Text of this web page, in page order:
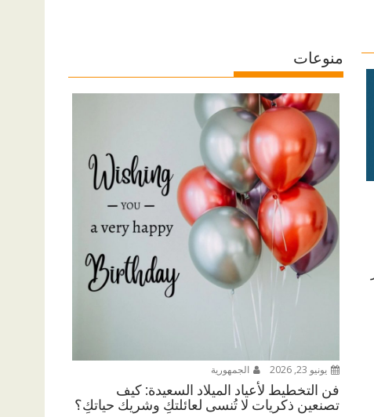
منوعات
يونيو 23, 2026 الجمهورية
فن التخطيط لأعياد الميلاد السعيدة: كيف
تصنعين ذكريات لا تُنسى لعائلتكِ وشريك حياتكِ؟